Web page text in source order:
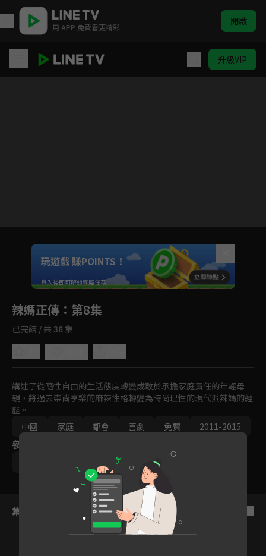
用 APP 免費看更精彩 開啟
升級VIP
Unmute
如有不便請見諒
玩遊戲 賺POINTS！
登入後即可解鎖專屬任務
辣媽正傳 ：第8集
已完結 / 共 38 集
講述了從隨性自由的生活態度轉變成敢於承擔家庭責任的年輕母
親，將過去崇尚享樂的麻辣性格轉變為時尚理性的現代派辣媽的經
歷。
中國
家庭 都會 喜劇 免費 2011-2015
參與演員
集數列表